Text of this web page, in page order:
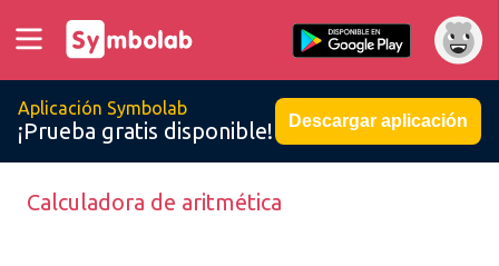
Aplicación Symbolab
¡Prueba gratis disponible! Descargar aplicación
Calculadora de aritmética